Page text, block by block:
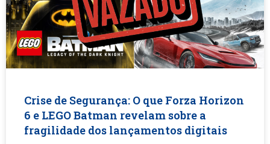
Crise de Segurança: O que Forza Horizon
6 e LEGO Batman revelam sobre a
fragilidade dos lançamentos digitais